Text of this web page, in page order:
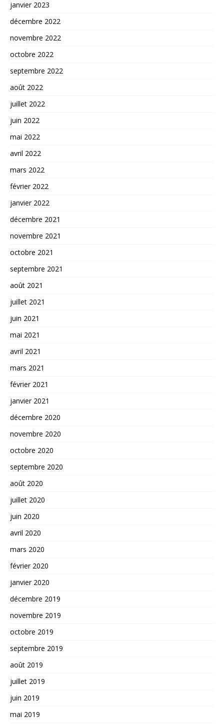
janvier 2023
décembre 2022
novembre 2022
octobre 2022
septembre 2022
août 2022
juillet 2022
juin 2022
mai 2022
avril 2022
mars 2022
février 2022
janvier 2022
décembre 2021
novembre 2021
octobre 2021
septembre 2021
août 2021
juillet 2021
juin 2021
mai 2021
avril 2021
mars 2021
février 2021
janvier 2021
décembre 2020
novembre 2020
octobre 2020
septembre 2020
août 2020
juillet 2020
juin 2020
avril 2020
mars 2020
février 2020
janvier 2020
décembre 2019
novembre 2019
octobre 2019
septembre 2019
août 2019
juillet 2019
juin 2019
mai 2019